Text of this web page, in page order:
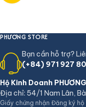
PHƯƠNG STORE
Bạn cần hỗ trợ?
(+84) 971 927
Hộ Kinh Doanh
Địa chỉ: 54/1 Nam Lân,
Giấy chứng nhận Đăng ký